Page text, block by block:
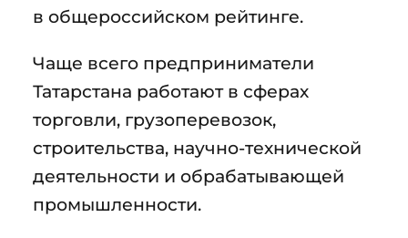
в общероссийском рейтинге.
Чаще всего предприниматели
Татарстана работают в сферах
торговли, грузоперевозок,
строительства, научно-технической
деятельности и обрабатывающей
промышленности.